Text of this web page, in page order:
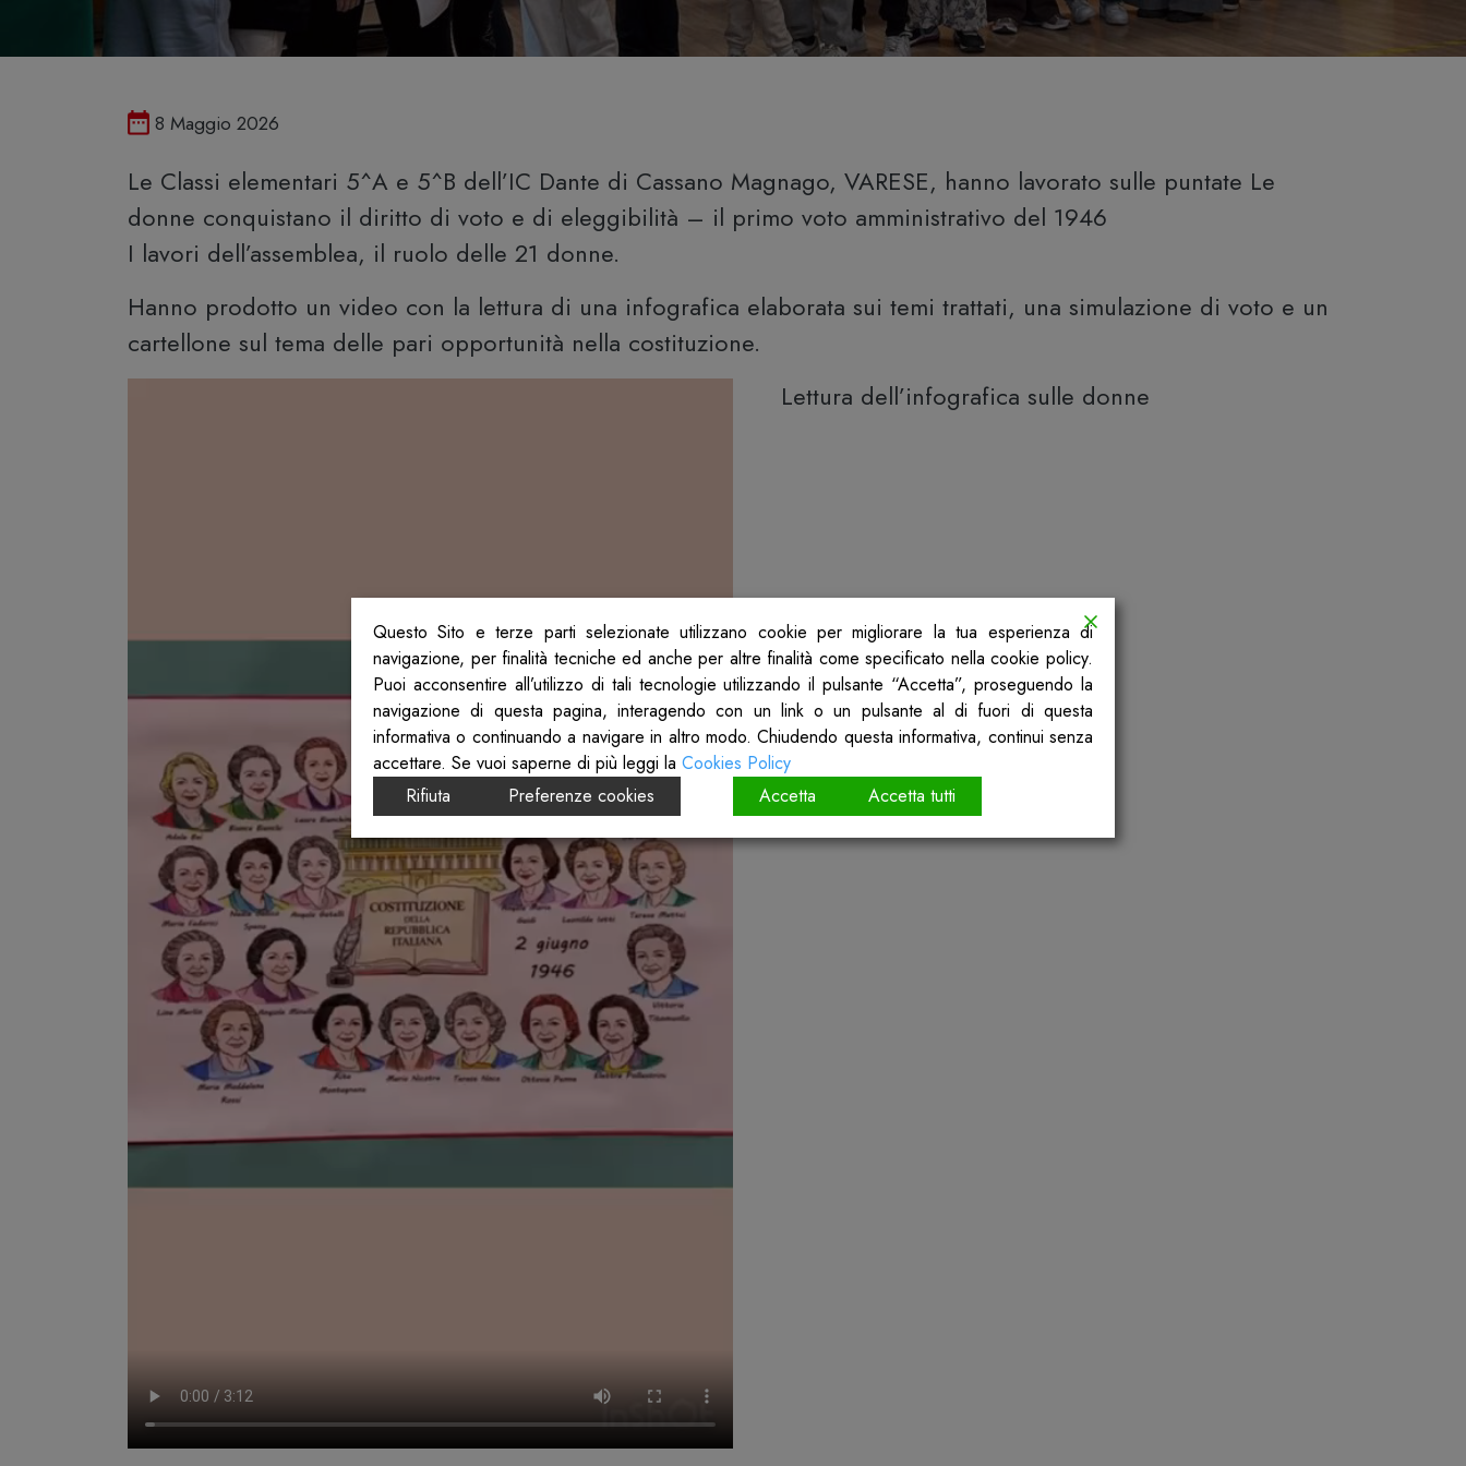
Pubblicato il
8 Maggio 2026
Le Classi elementari 5^A e 5^B dell’IC Dante di Cassano Magnago, VARESE, hanno lavorato sulle puntate Le
donne conquistano il diritto di voto e di eleggibilità – il primo voto amministrativo del 1946
I lavori dell’assemblea, il ruolo delle 21 donne.
Hanno prodotto un video con la lettura di una infografica elaborata sui temi trattati, una simulazione di voto e un
cartellone sul tema delle pari opportunità nella costituzione.
Lettura dell’infografica sulle donne
Questo Sito e terze parti selezionate utilizzano cookie per migliorare la tua esperienza di
navigazione, per finalità tecniche ed anche per altre finalità come specificato nella cookie policy.
Puoi acconsentire all’utilizzo di tali tecnologie utilizzando il pulsante “Accetta”, proseguendo la
navigazione di questa pagina, interagendo con un link o un pulsante al di fuori di questa
informativa o continuando a navigare in altro modo. Chiudendo questa informativa, continui senza
accettare. Se vuoi saperne di più leggi la Cookies Policy
Rifiuta
Preferenze cookies Accetta Accetta tutti